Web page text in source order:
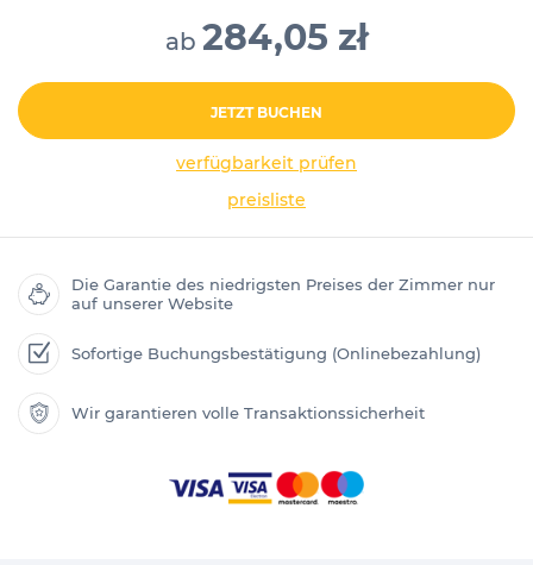
ab 284,05 zł
JETZT BUCHEN
verfügbarkeit prüfen
preisliste
Die Garantie des niedrigsten Preises der Zimmer nur
auf unserer Website
Sofortige Buchungsbestätigung (Onlinebezahlung)
Wir garantieren volle Transaktionssicherheit